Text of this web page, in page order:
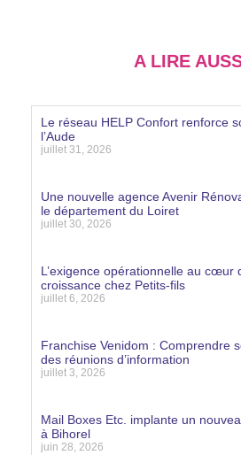
A LIRE
Le réseau HELP Confort renforce
l’Aude
juillet 31, 2026
Une nouvelle agence Avenir
le département du Loiret
juillet 30, 2026
L’exigence opérationnelle au cœur
croissance chez Petits-fils
juillet 6, 2026
Franchise Venidom : Comprendre
des réunions d’information
juillet 3, 2026
Mail Boxes Etc. implante un
à Bihorel
juin 28, 2026